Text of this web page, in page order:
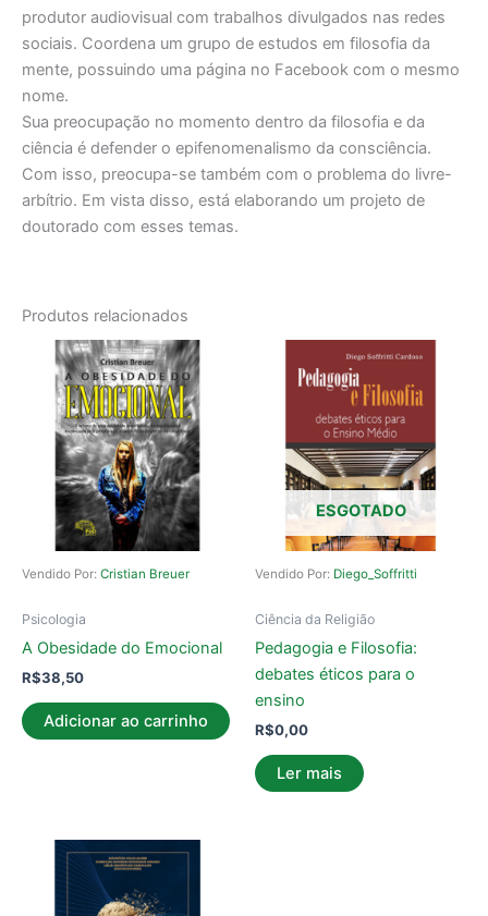
produtor audiovisual com trabalhos divulgados nas redes
sociais. Coordena um grupo de estudos em filosofia da
mente, possuindo uma página no Facebook com o mesmo
nome.
Sua preocupação no momento dentro da filosofia e da
ciência é defender o epifenomenalismo da consciência.
Com isso, preocupa-se também com o problema do livre-
arbítrio. Em vista disso, está elaborando um projeto de
doutorado com esses temas.
Produtos relacionados
Vendido Por: Cristian Breuer
Psicologia
A Obesidade do Emocional
R$38,50
Adicionar ao carrinho
ESGOTADO
Vendido Por: Diego_Soffritti
Ciência da Religião
Pedagogia e Filosofia:
debates éticos para o
ensino
R$0,00
Ler mais